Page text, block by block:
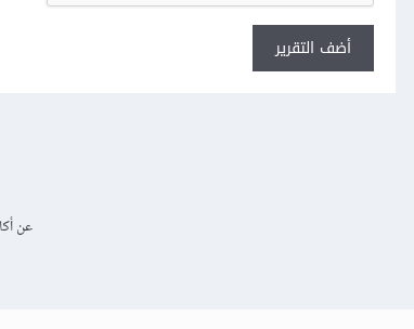
أضف التقرير
عن